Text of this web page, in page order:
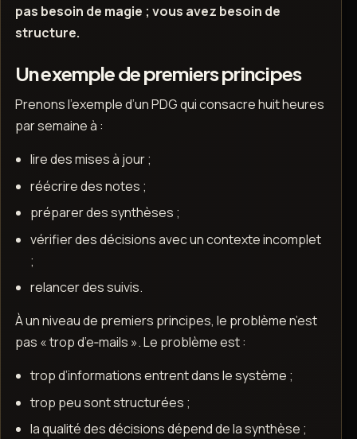
pas besoin de magie ; vous avez besoin de
structure.
Un exemple de premiers principes
Prenons l’exemple d’un PDG qui consacre huit heures
par semaine à :
lire des mises à jour ;
réécrire des notes ;
préparer des synthèses ;
vérifier des décisions avec un contexte incomplet
;
relancer des suivis.
À un niveau de premiers principes, le problème n’est
pas « trop d’e‑mails ». Le problème est :
trop d’informations entrent dans le système ;
trop peu sont structurées ;
la qualité des décisions dépend de la synthèse ;